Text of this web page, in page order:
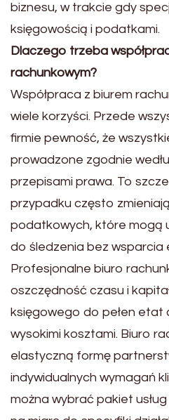
biznesu, w trakcie gdy
księgowością i podatkami.
Dlaczego trzeba
rachunkowym?
Współpraca z biurem
wiele korzyści. Przede
firmie pewność, że
prowadzone zgodnie
przepisami prawa. To
przypadku często
podatkowych, które mogą
do śledzenia bez wsparcia
Profesjonalne biuro
oszczędność czasu i
księgowego do pełen etat
wysokimi kosztami. Biuro
elastyczną formę
indywidualnych wymagań
można wybrać pakiet